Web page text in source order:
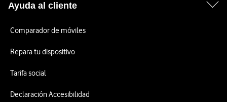
Ayuda al cliente
Comparador de móviles
Repara tu dispositivo
Tarifa social
Declaración Accesibilidad